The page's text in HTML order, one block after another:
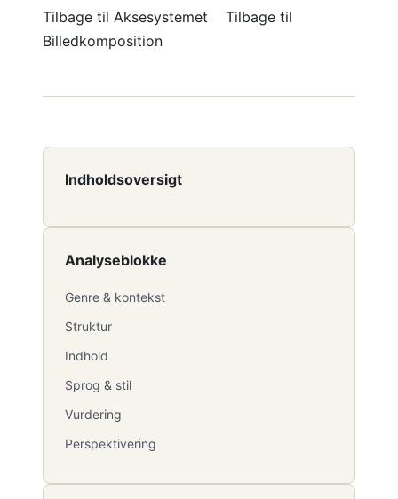
Indholdsoversigt
Analyseblokke
Genre & kontekst
Struktur
Indhold
Sprog & stil
Vurdering
Perspektivering
Tilbage til Aksesystemet Tilbage til
Billedkomposition